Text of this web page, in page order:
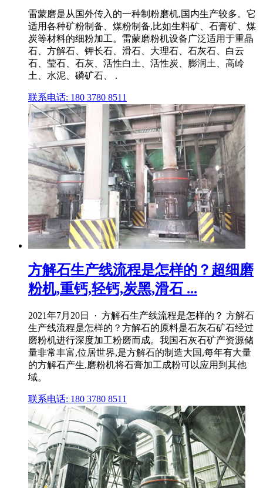
雷蒙磨是从国外传入的一种制粉磨机,国内生产较多。它
适用各种矿粉制备、煤粉制备,比如生料矿、石膏矿、煤
炭等材料的细粉加工。雷蒙磨粉机设备广泛适用于重晶
石、方解石、钾长石、滑石、大理石、石灰石、白云
石、莹石、石灰、活性白土、活性炭、膨润土、高岭
土、水泥、磷矿石、 .
联系电话: 180 3780 8511
方解石生产线流程是怎样的？超细磨
粉机,重钙,轻钙,炭黑,滑石 ...
2021年7月20日 · 方解石生产线流程是怎样的？ 方解石
生产线流程是怎样的？方解石的原料是石灰石矿石经过
磨粉机进行深度加工粉磨而成。我国石灰石矿产资源储
量非常丰富,位居世界,是方解石的制造大国,每年有大量
的方解石产生,磨粉机将石膏加工成粉可以应用到其他
域。
联系电话: 180 3780 8511